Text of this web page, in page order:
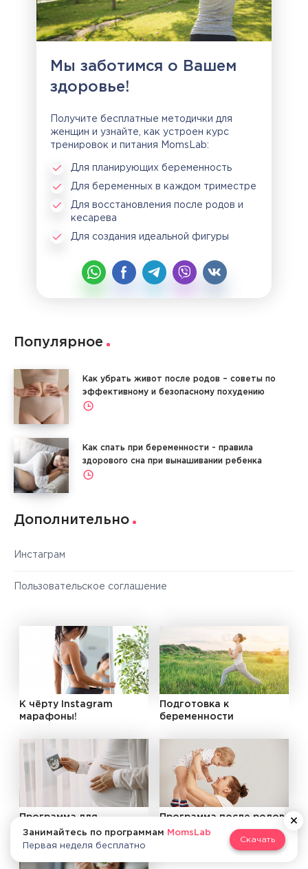
Мы заботимся о Вашем
здоровье!
Получите бесплатные методички для
женщин и узнайте, как устроен курс
тренировок и питания MomsLab:
Для планирующих беременность
Для беременных в каждом триместре
Для восстановления после родов и
кесарева
Для создания идеальной фигуры
Популярное
Как убрать живот после родов – советы по
эффективному и безопасному похудению
Как спать при беременности - правила
здорового сна при вынашивании ребенка
Дополнительно
Инстаграм
Пользовательское соглашение
К чёрту Instagram
марафоны!
Подготовка к
беременности
Программа для
беременных
Программа после родов
Занимайтесь по программам
MomsLab
Первая неделя бесплатно
Скачать